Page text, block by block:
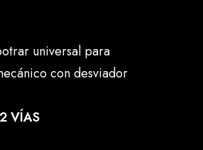
universal para
con desviador
VÍAS